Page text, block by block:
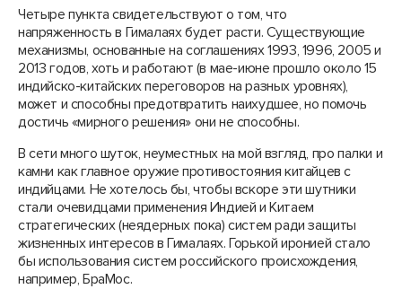
Четыре пункта свидетельствуют о том, что
напряженность в Гималаях будет расти. Существующие
механизмы, основанные на соглашениях 1993, 1996, 2005 и
2013 годов, хоть и работают (в мае-июне прошло около 15
индийско-китайских переговоров на разных уровнях),
может и способны предотвратить наихудшее, но помочь
достичь «мирного решения» они не способны.
В сети много шуток, неуместных на мой взгляд, про палки и
камни как главное оружие противостояния китайцев с
индийцами. Не хотелось бы, чтобы вскоре эти шутники
стали очевидцами применения Индией и Китаем
стратегических (неядерных пока) систем ради защиты
жизненных интересов в Гималаях. Горькой иронией стало
бы использования систем российского происхождения,
например, БраМос.